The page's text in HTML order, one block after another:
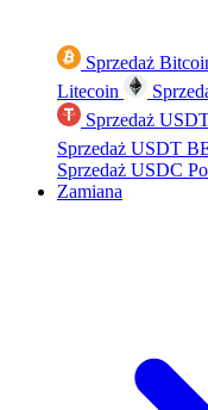
Sprzedaż
Litecoin
Sprzedaż
Sprzedaż USDT
Sprzedaż USDC
Zamiana